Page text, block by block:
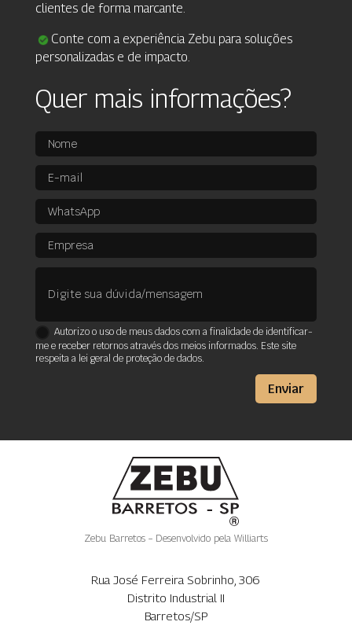
clientes de forma marcante.
Conte com a experiência Zebu para soluções
personalizadas e de impacto.
Quer mais informações?
Autorizo o uso de meus dados com a finalidade de identificar-
me e receber retornos através dos meios informados. Este site
respeita a lei geral de proteção de dados.
Enviar
Zebu Barretos – Desenvolvido pela Williarts
Rua José Ferreira Sobrinho, 306
Distrito Industrial II
Barretos/SP